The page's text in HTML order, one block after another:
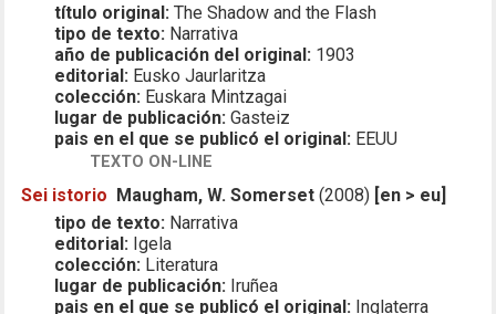
título original: The Shadow and the Flash
tipo de texto: Narrativa
año de publicación del original: 1903
editorial: Eusko Jaurlaritza
colección: Euskara Mintzagai
lugar de publicación: Gasteiz
pais en el que se publicó el original: EEUU
TEXTO ON-LINE
Sei istorio Maugham, W. Somerset (2008) [en > eu]
tipo de texto: Narrativa
editorial: Igela
colección: Literatura
lugar de publicación: Iruñea
pais en el que se publicó el original: Inglaterra